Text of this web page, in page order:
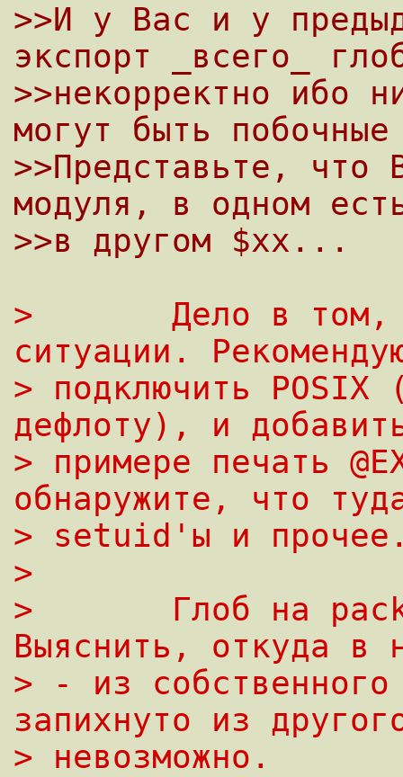
>>И у Вас и у
экспорт _всего_
>>некорректно ибо
могут быть
>>Представьте, что
модуля, в одном
>>в другом $xx...
> 	Дело в том, что это не меняет
ситуации.
> подключить
дефлоту), и
> примере печать
обнаружите, что
> setuid'ы и
>
> 	Глоб на package - он и есть глоб.
Выяснить, откуда в
> - из собственного
запихнуто из
> невозможно.